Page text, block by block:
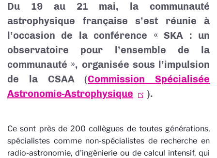
Du 19 au 21 mai, la communauté
astrophysique française s’est réunie à
l’occasion de la conférence « SKA : un
observatoire pour l’ensemble de la
communauté », organisée sous l’impulsion
de la CSAA (Commission Spécialisée
Astronomie-Astrophysique
).
Ce sont près de 200 collègues de toutes générations,
spécialistes comme non-spécialistes de recherche en
radio-astronomie, d'ingénierie ou de calcul intensif, qui